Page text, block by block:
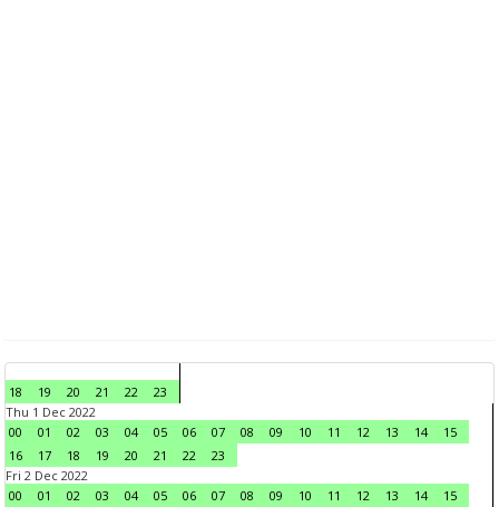
18 19 20 21 22
23
Thu 1 Dec 2022
00
01 02 03 04 05 06 07 08 09 10 11 12 13 14
15
16
17 18 19 20 21 22
23
Fri 2 Dec 2022
00
01 02 03 04 05 06 07 08 09 10 11 12 13 14
15